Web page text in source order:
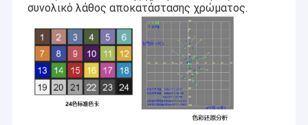
συνολικό λάθος αποκατάστασης χρώματος.